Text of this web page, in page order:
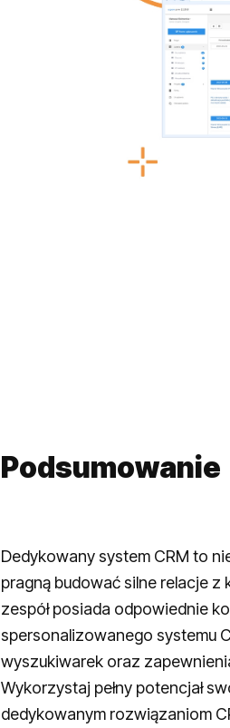
Podsumowanie
Dedykowany system CRM to
pragną budować silne relacje
zespół posiada odpowiednie
spersonalizowanego systemu
wyszukiwarek oraz
Wykorzystaj pełny potencjał
dedykowanym rozwiązaniom